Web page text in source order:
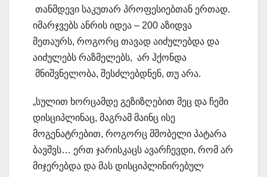
თანმდევი საკუთარ პროფესიებთან ერთად.
იმარჯვებს ანრის იდეა – 200 აზიდვა
მეთაურს, როგორც თავად აიძულებდა და
აიძულებს რაზმელებს, არ ჰქონდა
მნიშვნელობა, შესძლებდნენ, თუ არა.
„სულით ხორცამდე გეზიზღებით მეც და ჩემი
დისციპლინაც, მაგრამ მაინც ისე
მოგენატრებით, როგორც მშობელი პატარა
ბავშვს… ერთ ჯარისკაცს ავარჩევდი, რომ არ
მიჯერებდა და მას დისციპლინირებულ